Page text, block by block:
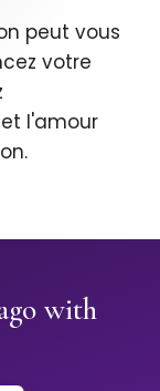
peut vous
votre
l'amour
with